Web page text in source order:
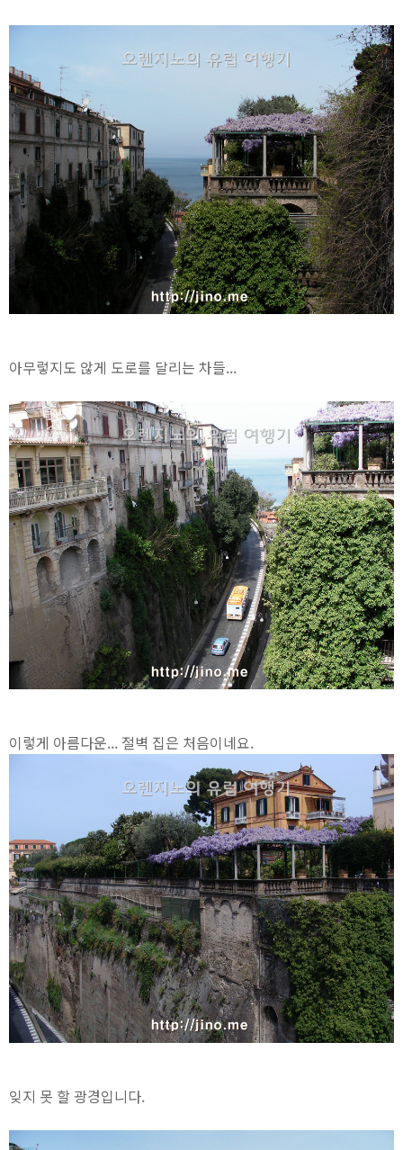
아무렇지도 않게 도로를 달리는 차들...
이렇게 아름다운... 절벽 집은 처음이네요.
잊지 못 할 광경입니다.